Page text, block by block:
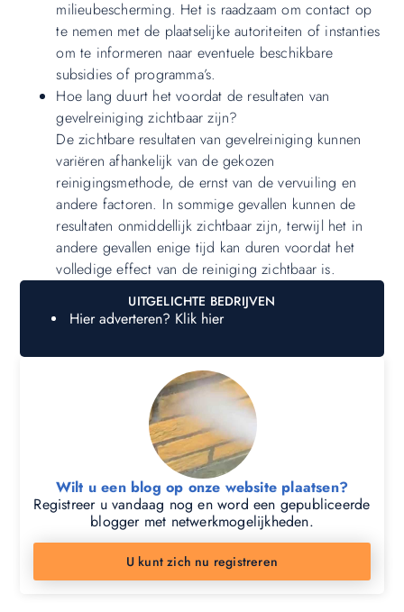
milieubescherming. Het is raadzaam om contact op
te nemen met de plaatselijke autoriteiten of instanties
om te informeren naar eventuele beschikbare
subsidies of programma’s.
Hoe lang duurt het voordat de resultaten van
gevelreiniging zichtbaar zijn?
De zichtbare resultaten van gevelreiniging kunnen
variëren afhankelijk van de gekozen
reinigingsmethode, de ernst van de vervuiling en
andere factoren. In sommige gevallen kunnen de
resultaten onmiddellijk zichtbaar zijn, terwijl het in
andere gevallen enige tijd kan duren voordat het
volledige effect van de reiniging zichtbaar is.
UITGELICHTE BEDRIJVEN
Hier adverteren? Klik hier
Wilt u een blog op onze website plaatsen?
Registreer u vandaag nog en word een gepubliceerde
blogger met netwerkmogelijkheden.
U kunt zich nu registreren